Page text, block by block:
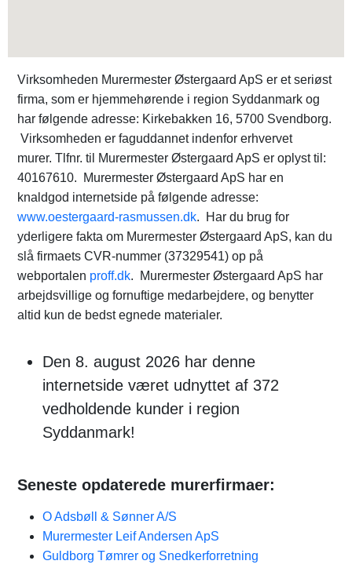
Virksomheden Murermester Østergaard ApS er et seriøst
firma, som er hjemmehørende i region Syddanmark og
har følgende adresse: Kirkebakken 16, 5700 Svendborg.
Virksomheden er faguddannet indenfor erhvervet
murer. Tlfnr. til Murermester Østergaard ApS er oplyst til:
40167610. Murermester Østergaard ApS har en
knaldgod internetside på følgende adresse:
www.oestergaard-rasmussen.dk. Har du brug for
yderligere fakta om Murermester Østergaard ApS, kan du
slå firmaets CVR-nummer (37329541) op på
webportalen proff.dk. Murermester Østergaard ApS har
arbejdsvillige og fornuftige medarbejdere, og benytter
altid kun de bedst egnede materialer.
Den 8. august 2026 har denne
internetside været udnyttet af 372
vedholdende kunder i region
Syddanmark!
Seneste opdaterede murerfirmaer:
O Adsbøll & Sønner A/S
Murermester Leif Andersen ApS
Guldborg Tømrer og Snedkerforretning